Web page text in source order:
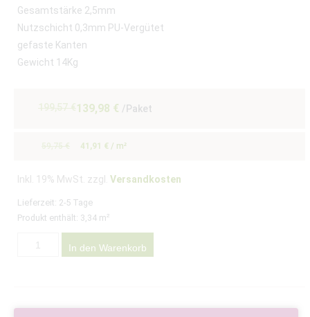
Gesamtstärke 2,5mm
Nutzschicht 0,3mm PU-Vergütet
gefaste Kanten
Gewicht 14Kg
199,57€139,98 € /Paket
59,75€ 41,91 € / m²
Inkl. 19% MwSt. zzgl. Versandkosten
Lieferzeit: 2-5 Tage
Produkt enthält: 3,34 m²
In den Warenkorb